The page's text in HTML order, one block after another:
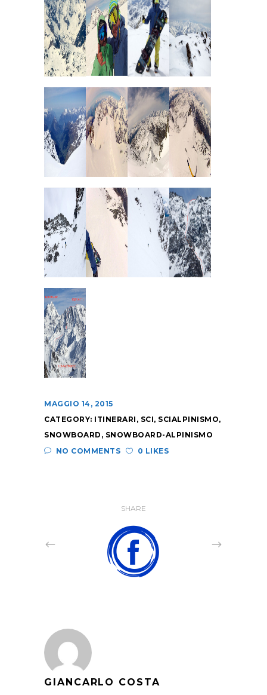
MAGGIO 14, 2015
CATEGORY: ITINERARI , SCI, SCIALPINISMO,
SNOWBOARD , SNOWBOARD-ALPINISMO
NO COMMENTS
0 LIKES
SHARE
GIANCARLO COSTA